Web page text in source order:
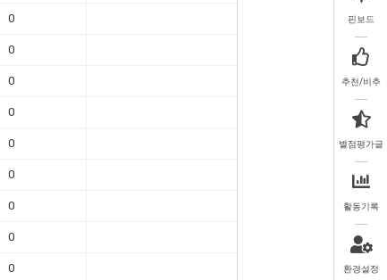
0
0
0
0
0
0
0
0
0
핀보드
추천/비추
별점평가글
활동기록
환경설정